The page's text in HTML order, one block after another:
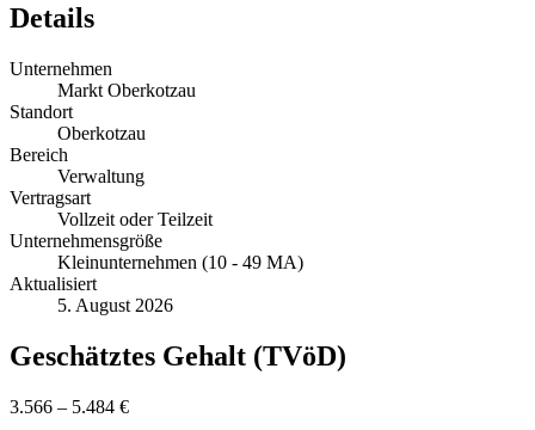
Details
Unternehmen
Markt Oberkotzau
Standort
Oberkotzau
Bereich
Verwaltung
Vertragsart
Vollzeit oder Teilzeit
Unternehmensgröße
Kleinunternehmen (10 - 49 MA)
Aktualisiert
5. August 2026
Geschätztes Gehalt (TVöD)
3.566 – 5.484 €